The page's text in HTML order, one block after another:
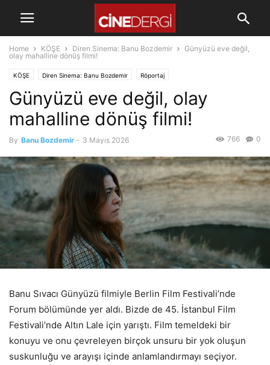
Home KÖŞE Diren Sinema: Banu Bozdemir
Günyüzü eve değil,
olay mahalline dönüş filmi!
KÖŞE Diren Sinema: Banu Bozdemir Röportaj
Günyüzü eve değil, olay
mahalline dönüş filmi!
By Banu Bozdemir - 3 Mayıs 2026 0
766
Banu Sıvacı Günyüzü filmiyle Berlin Film Festivali’nde
Forum bölümünde yer aldı. Bizde de 45. İstanbul Film
Festivali’nde Altın Lale için yarıştı. Film temeldeki bir
konuyu ve onu çevreleyen birçok unsuru bir yok oluşun
suskunluğu ve arayışı içinde anlamlandırmayı seçiyor.